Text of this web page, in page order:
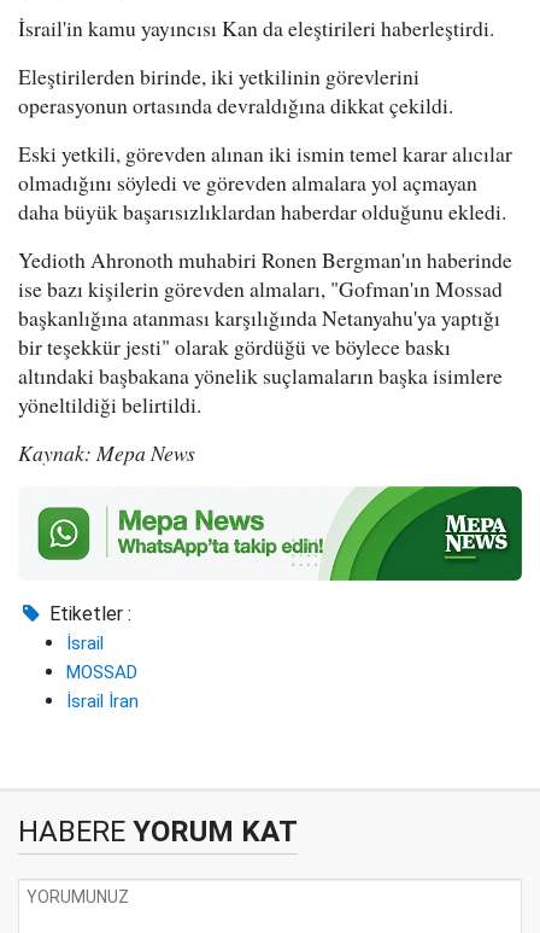
İsrail'in kamu yayıncısı Kan da eleştirileri haberleştirdi.
Eleştirilerden birinde, iki yetkilinin görevlerini
operasyonun ortasında devraldığına dikkat çekildi.
Eski yetkili, görevden alınan iki ismin temel karar alıcılar
olmadığını söyledi ve görevden almalara yol açmayan
daha büyük başarısızlıklardan haberdar olduğunu ekledi.
Yedioth Ahronoth muhabiri Ronen Bergman'ın haberinde
ise bazı kişilerin görevden almaları, "Gofman'ın Mossad
başkanlığına atanması karşılığında Netanyahu'ya yaptığı
bir teşekkür jesti" olarak gördüğü ve böylece baskı
altındaki başbakana yönelik suçlamaların başka isimlere
yöneltildiği belirtildi.
Kaynak: Mepa News
Etiketler :
İsrail
MOSSAD
İsrail İran
HABERE YORUM KAT